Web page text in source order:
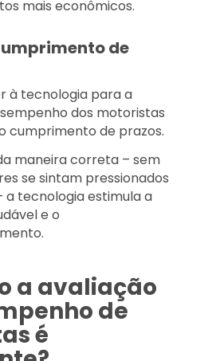
mais econômicos.
de
à tecnologia para a
dos motoristas
cumprimento de prazos.
maneira correta – sem
se sintam pressionados
a tecnologia estimula a
e o
a avaliação
de
é